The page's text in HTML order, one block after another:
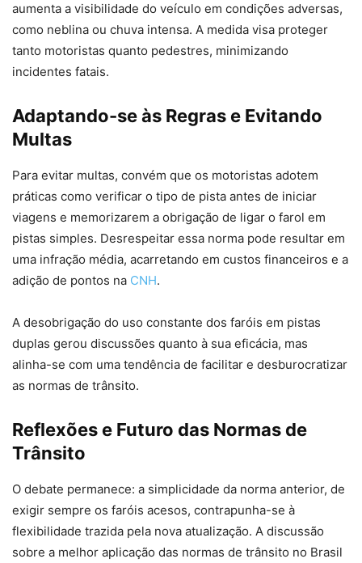
aumenta a visibilidade do veículo em condições adversas,
como neblina ou chuva intensa. A medida visa proteger
tanto motoristas quanto pedestres, minimizando
incidentes fatais.
Adaptando-se às Regras e Evitando
Multas
Para evitar multas, convém que os motoristas adotem
práticas como verificar o tipo de pista antes de iniciar
viagens e memorizarem a obrigação de ligar o farol em
pistas simples. Desrespeitar essa norma pode resultar em
uma infração média, acarretando em custos financeiros e a
adição de pontos na CNH.
A desobrigação do uso constante dos faróis em pistas
duplas gerou discussões quanto à sua eficácia, mas
alinha-se com uma tendência de facilitar e desburocratizar
as normas de trânsito.
Reflexões e Futuro das Normas de
Trânsito
O debate permanece: a simplicidade da norma anterior, de
exigir sempre os faróis acesos, contrapunha-se à
flexibilidade trazida pela nova atualização. A discussão
sobre a melhor aplicação das normas de trânsito no Brasil